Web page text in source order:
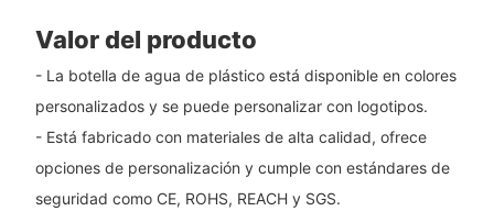
Valor del producto
- La botella de agua de plástico está disponible en colores
personalizados y se puede personalizar con logotipos.
- Está fabricado con materiales de alta calidad, ofrece
opciones de personalización y cumple con estándares de
seguridad como CE, ROHS, REACH y SGS.